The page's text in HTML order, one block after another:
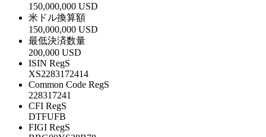
150,000,000 USD
米ドル換算額
150,000,000 USD
最低決済数量
200,000 USD
ISIN RegS
XS2283172414
Common Code RegS
228317241
CFI RegS
DTFUFB
FIGI RegS